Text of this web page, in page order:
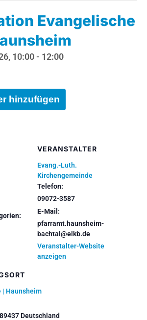
Evangelische
10:00 - 12:00
hinzufügen
Haunsheim
89437 Deutschland
VERANSTALTER
Evang.-Luth.
Kirchengemeinde
Telefon:
09072-3587
E-Mail:
pfarramt.haunsheim-
bachtal@elkb.de
Veranstalter-Website
anzeigen